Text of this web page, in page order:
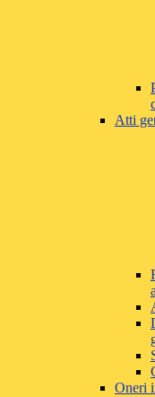
Atti
Oneri